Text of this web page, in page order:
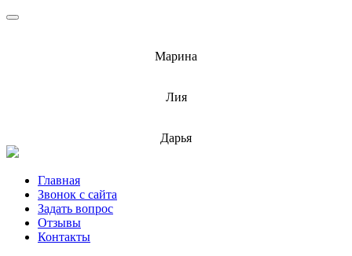
Марина
Лия
Дарья
Перейти
содержимому
Главная
Звонок с сайта
Задать вопрос
Отзывы
Контакты